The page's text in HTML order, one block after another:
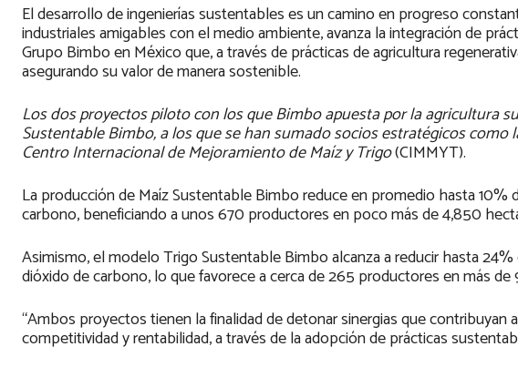
El desarrollo de ingenierías sustentables es un camino en progreso
industriales amigables con el medio ambiente, avanza la integración de
Grupo Bimbo en México que, a través de prácticas de agricultura
asegurando su valor de manera sostenible.
Los dos proyectos piloto con los que Bimbo apuesta por la agricultura
Sustentable Bimbo, a los que se han sumado socios estratégicos
Centro Internacional de Mejoramiento de Maíz y Trigo(CIMMYT).
La producción de Maíz Sustentable Bimbo reduce en promedio hasta
carbono, beneficiando a unos 670 productores en poco más de 4,850
Asimismo, el modelo Trigo Sustentable Bimbo alcanza a reducir hasta
dióxido de carbono, lo que favorece a cerca de 265 productores en más
“Ambos proyectos tienen la finalidad de detonar sinergias que
competitividad y rentabilidad, a través de la adopción de prácticas